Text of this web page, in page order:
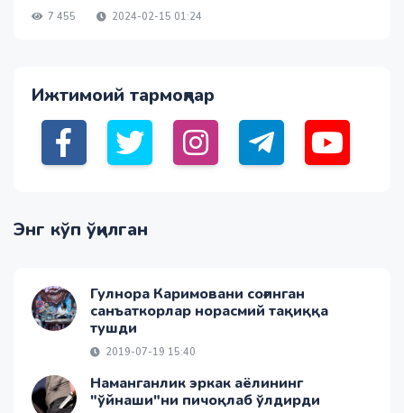
7 455 2024-02-15 01:24
Ижтимоий тармоқлар
Энг кўп ўқилган
Гулнора Каримовани соғинган
санъаткорлар норасмий тақиққа
тушди
2019-07-19 15:40
Наманганлик эркак аёлининг
"ўйнаши"ни пичоқлаб ўлдирди